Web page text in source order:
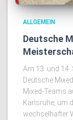
ALLGEMEIN
Deutsche
Am 13. und 14.
Deutsche
Mixed-Teams
Karlsruhe, um
wechselhafter